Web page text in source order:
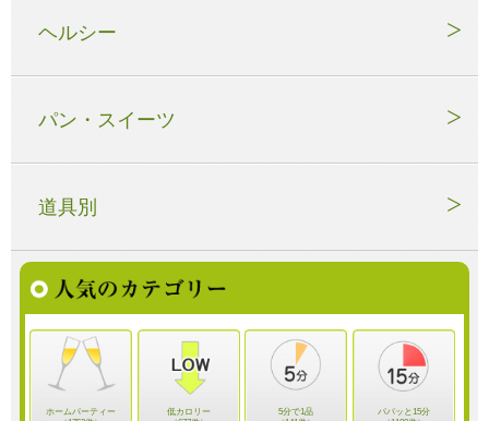
ヘルシー
パン・スイーツ
道具別
ホームパーティー
低カロリー
5分で1品
パパッと15分